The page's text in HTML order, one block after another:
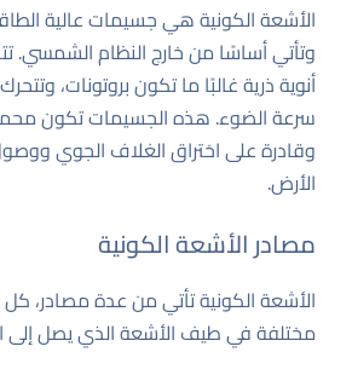
الأشعة الكونية هي جسيمات عالية
وتأتي أساسًا من خارج النظام الشمسي.
أنوية ذرية غالبًا ما تكون بروتونات،
سرعة الضوء. هذه الجسيمات تكون
وقادرة على اختراق الغلاف الجوي
الأرض.
مصادر الأشعة الكونية
الأشعة الكونية تأتي من عدة مصادر،
مختلفة في طيف الأشعة الذي يصل إلى